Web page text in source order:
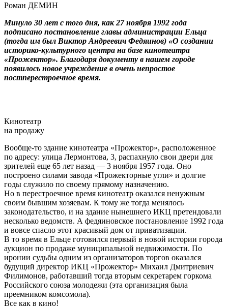
Роман ДЕМИН
Минуло 30 лет с того дня, как 27 ноября 1992 года
подписано постановление главы администрации Ельца
(тогда им был Виктор Андреевич Федяинов) «О создании
историко-культурного центра на базе кинотеатра
«Прожектор». Благодаря документу в нашем городе
появилось новое учреждение в очень непростое
постперестроечное время.
Кинотеатр
на продажу
Вообще-то здание кинотеатра «Прожектор», расположенное
по адресу: улица Лермонтова, 3, распахнуло свои двери для
зрителей еще 65 лет назад — 3 ноября 1957 года. Оно
построено силами завода «Прожекторные угли» и долгие
годы служило по своему прямому назначению.
Но в перестроечное время кинотеатр оказался ненужным
своим бывшим хозяевам. К тому же тогда менялось
законодательство, и на здание нынешнего ИКЦ претендовали
несколько ведомств. А федяиновское постановление 1992 года
и вовсе спасло этот красивый дом от приватизации.
В то время в Ельце готовился первый в новой истории города
аукцион по продаже муниципальной недвижимости. По
иронии судьбы одним из организаторов торгов оказался
будущий директор ИКЦ «Прожектор» Михаил Дмитриевич
Филимонов, работавший тогда вторым секретарем горкома
Российского союза молодежи (эта организация была
преемником комсомола).
Все как в кино!